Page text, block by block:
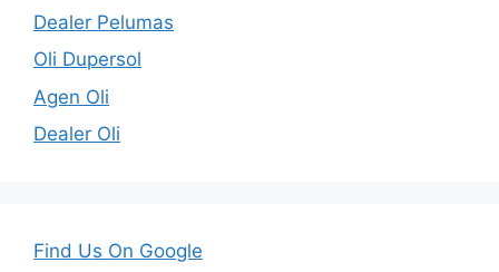
Dealer Pelumas
Oli Dupersol
Agen Oli
Dealer Oli
Find Us On Google